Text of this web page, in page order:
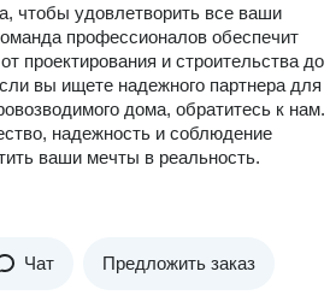
чтобы удовлетворить все ваши
профессионалов обеспечит
проектирования и строительства до
вы ищете надежного партнера для
дома, обратитесь к нам.
надежность и соблюдение
ваши мечты в реальность.
Чат Предложить заказ